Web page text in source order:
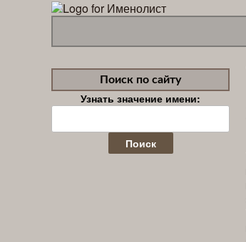
Поиск по сайту
Узнать значение имени:
Найти: